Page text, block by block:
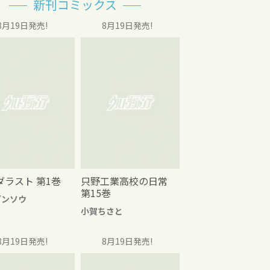
新刊コミックス
19日発売!
ラスト 第1巻
ソウ
8月19日発売!
只野工業高校の日常
第15巻
小賀ちさと
19日発売! 8月19日発売!